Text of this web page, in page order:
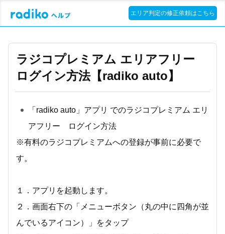
エリア判定の修正依頼はこちら
ラジコプレミアム エリアフリー
ログイン方法【radiko auto】
「radiko auto」アプリ でのラジコプレミアム エリ
アフリー ログイン方法
※有料のラジコプレミアムへの登録が事前に必要で
す。
１．アプリを起動します。
２．画面右下の「メニューボタン（丸の中に四角が並
んでいるアイコン）」をタップ